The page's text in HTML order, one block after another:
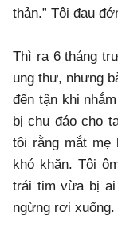
thản.” Tôi đau
Thì ra 6 tháng
ung thư, nhưng
đến tận khi
bị chu đáo cho
tôi rằng mắt mẹ
khó khăn. Tôi
trái tim vừa bị ai
ngừng rơi xuống.